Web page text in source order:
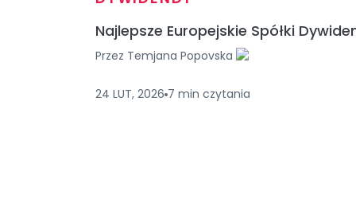
Najlepsze Europejskie Spółki
Przez Temjana Popovska
24 LUT, 2026 7 min czytania